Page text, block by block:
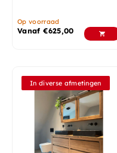
Op voorraad
Vanaf€625,00
In diverse afmetingen